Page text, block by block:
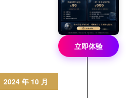
2024 年 10 月
立即体验